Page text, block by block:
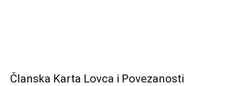
Članska Karta Lovca i Povezanosti